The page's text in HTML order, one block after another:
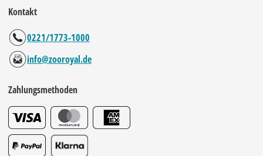
Kontakt
0221/1773-1000
info@zooroyal.de
Zahlungsmethoden